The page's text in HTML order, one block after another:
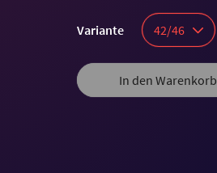
Variante 42/46
In den Warenkorb